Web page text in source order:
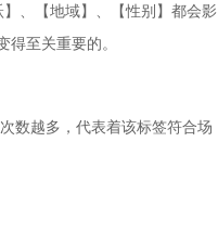
、【地域】、【性别】都会影
至关重要的。
数越多，代表着该标签符合场